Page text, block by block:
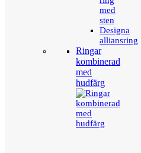
med
sten
Designa
alliansring
Ringar
kombinerad
med
hudfärg